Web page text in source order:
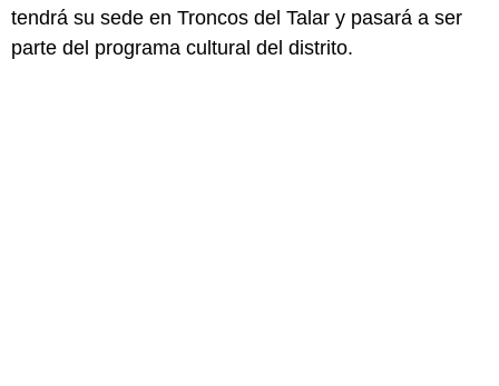
tendrá su sede en Troncos del Talar y pasará a ser
parte del programa cultural del distrito.